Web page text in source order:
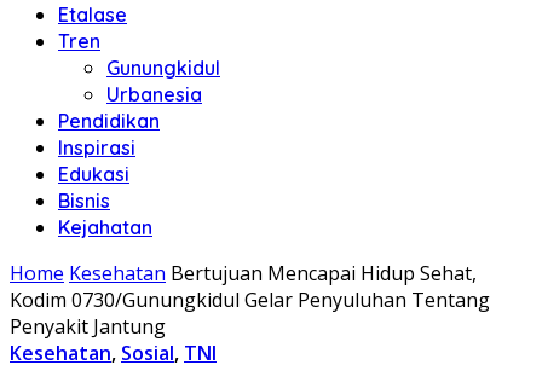
Etalase
Tren
Gunungkidul
Urbanesia
Pendidikan
Inspirasi
Edukasi
Bisnis
Kejahatan
Home Kesehatan Bertujuan Mencapai Hidup Sehat,
Kodim 0730/Gunungkidul Gelar Penyuluhan Tentang
Penyakit Jantung
Kesehatan, Sosial, TNI